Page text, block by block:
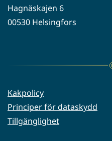
Hagnäskajen 6
00530 Helsingfors
Kakpolicy
Principer för dataskydd
Tillgänglighet